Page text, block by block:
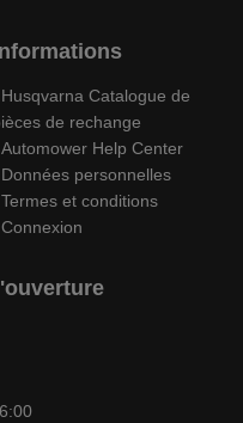
Husqvarna Catalogue de
de rechange
Automower Help Center
Données personnelles
Termes et conditions
Connexion